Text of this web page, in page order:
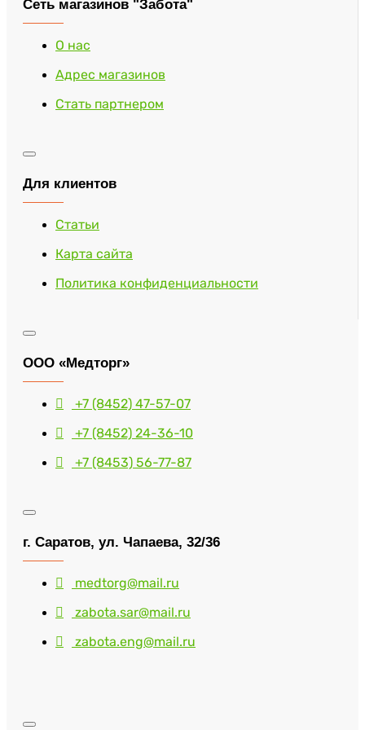
Сеть магазинов "Забота"
О нас
Адрес магазинов
Стать партнером
Для клиентов
Статьи
Карта сайта
Политика конфиденциальности
ООО «Медторг»
+7 (8452) 47-57-07
+7 (8452) 24-36-10
+7 (8453) 56-77-87
г. Саратов, ул. Чапаева, 32/36
medtorg@mail.ru
zabota.sar@mail.ru
zabota.eng@mail.ru